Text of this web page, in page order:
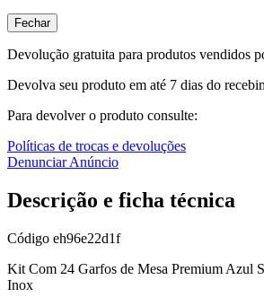
Fechar
Devolução gratuita para produtos vendidos
Devolva seu produto em até 7 dias do
Para devolver o produto consulte:
Políticas de trocas e devoluções
Denunciar Anúncio
Descrição e ficha técnica
Código eh96e22d1f
Kit Com 24 Garfos de Mesa Premium Azul
Inox